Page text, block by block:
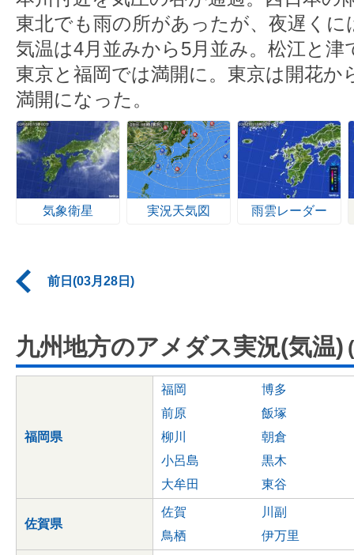
東北でも雨の所があったが、夜遅く
気温は4月並みから5月並み。松江と
東京と福岡では満開に。東京は開花か
満開になった。
気象衛星 実況天気図 雨雲レーダー
前日(03月28日)
九州地方のアメダス実況(気温)
福岡県
福岡
博多
前原
飯塚
柳川
朝倉
小呂島
黒木
大牟田
東谷
佐賀県
佐賀
川副
鳥栖
伊万里